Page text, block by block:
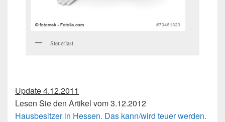
Steuerlast
Update 4.12.2011
Lesen Sie den Artikel vom 3.12.2012
Hausbesitzer in Hessen. Das kann/wird teuer werden.